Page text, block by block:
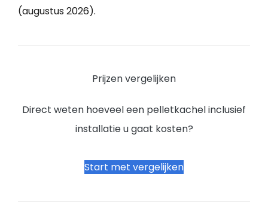
(augustus 2026).
Prijzen vergelijken
Direct weten hoeveel een pelletkachel inclusief
installatie u gaat kosten?
Start met vergelijken